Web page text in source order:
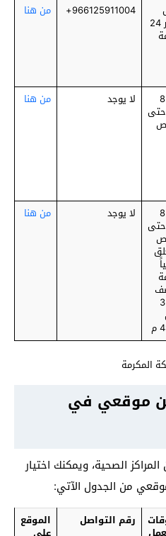
مدار 24
966125911004+ من هنا
من 8 لا يوجد من هنا
من 8
12 ص
من 3
لا يوجد من هنا
المكرمة
موقعي في
الصحية، ويمكنك اختيار
من الجدول الآتي:
رقم التواصل الموقع
على